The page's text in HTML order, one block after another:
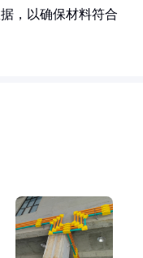
，以确保材料符合